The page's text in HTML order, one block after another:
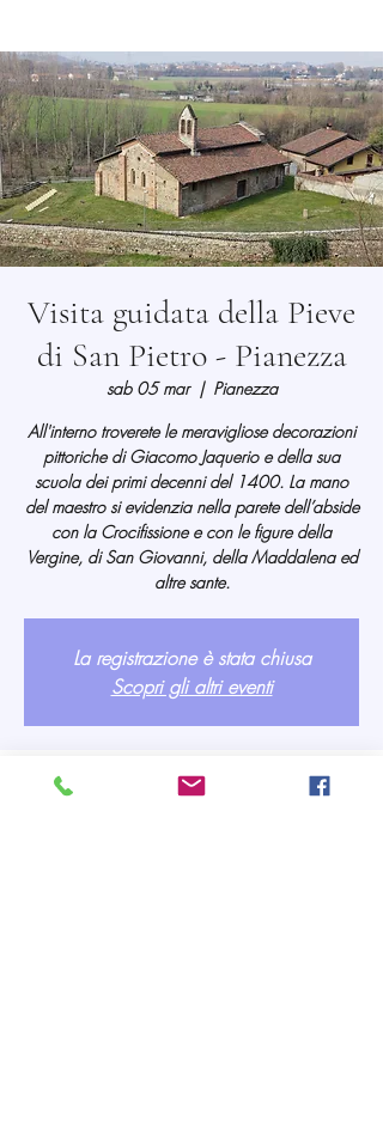
Visita guidata della Pieve
di San Pietro - Pianezza
sab 05 mar
  |
Pianezza
All'interno troverete le meravigliose decorazioni
pittoriche di Giacomo Jaquerio e della sua
scuola dei primi decenni del 1400. La mano
del maestro si evidenzia nella parete dell’abside
con la Crocifissione e con le figure della
Vergine, di San Giovanni, della Maddalena ed
altre sante.
La registrazione è stata chiusa
Scopri gli altri eventi
Orario & Sede